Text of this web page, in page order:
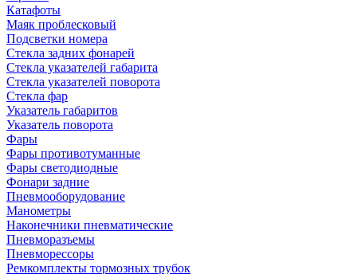
Катафоты
Маяк проблесковый
Подсветки номера
Стекла задних фонарей
Стекла указателей габарита
Стекла указателей поворота
Стекла фар
Указатель габаритов
Указатель поворота
Фары
Фары противотуманные
Фары светодиодные
Фонари задние
Пневмооборудование
Манометры
Наконечники пневматические
Пневморазъемы
Пневморессоры
Ремкомплекты тормозных трубок